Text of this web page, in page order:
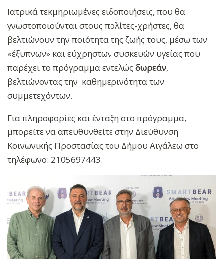
Ιατρικά τεκμηριωμένες ειδοποιήσεις, που θα
γνωστοποιούνται στους πολίτες-χρήστες, θα
βελτιώνουν την ποιότητα της ζωής τους, μέσω των
«έξυπνων» και εύχρηστων συσκευών υγείας που
παρέχει το πρόγραμμα εντελώς δωρεάν,
βελτιώνοντας την καθημερινότητα των
συμμετεχόντων.
Για πληροφορίες και ένταξη στο πρόγραμμα,
μπορείτε να απευθυνθείτε στην Διεύθυνση
Κοινωνικής Προστασίας του Δήμου Αιγάλεω στο
τηλέφωνο: 2105697443.